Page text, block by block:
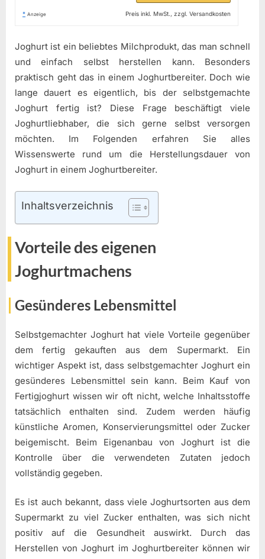
* Anzeige Preis inkl. MwSt., zzgl. Versandkosten
Joghurt ist ein beliebtes Milchprodukt, das man schnell
und einfach selbst herstellen kann. Besonders
praktisch geht das in einem Joghurtbereiter. Doch wie
lange dauert es eigentlich, bis der selbstgemachte
Joghurt fertig ist? Diese Frage beschäftigt viele
Joghurtliebhaber, die sich gerne selbst versorgen
möchten. Im Folgenden erfahren Sie alles
Wissenswerte rund um die Herstellungsdauer von
Joghurt in einem Joghurtbereiter.
Inhaltsverzeichnis
Vorteile des eigenen
Joghurtmachens
Gesünderes Lebensmittel
Selbstgemachter Joghurt hat viele Vorteile gegenüber
dem fertig gekauften aus dem Supermarkt. Ein
wichtiger Aspekt ist, dass selbstgemachter Joghurt ein
gesünderes Lebensmittel sein kann. Beim Kauf von
Fertigjoghurt wissen wir oft nicht, welche Inhaltsstoffe
tatsächlich enthalten sind. Zudem werden häufig
künstliche Aromen, Konservierungsmittel oder Zucker
beigemischt. Beim Eigenanbau von Joghurt ist die
Kontrolle über die verwendeten Zutaten jedoch
vollständig gegeben.
Es ist auch bekannt, dass viele Joghurtsorten aus dem
Supermarkt zu viel Zucker enthalten, was sich nicht
positiv auf die Gesundheit auswirkt. Durch das
Herstellen von Joghurt im Joghurtbereiter können wir